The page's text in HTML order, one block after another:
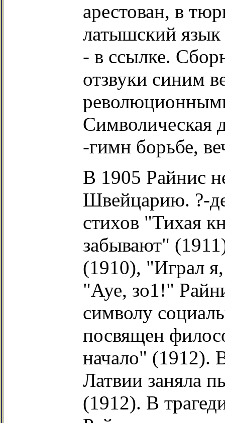
арестован, в
латышский
- в ссылке.
отзвуки синим
Символическая
-гимн борьбе,
В 1905 Райнис
Швейцарию. ?-
стихов "Тихая
забывают"
(1910), "Играл
"Ауе, зо1!"
символу
посвящен
начало" (1912).
Латвии заняла
(1912). В